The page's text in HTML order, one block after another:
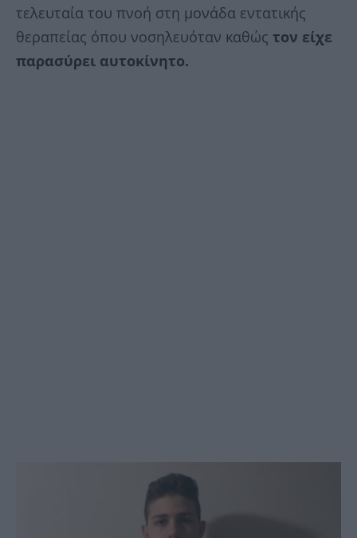
τελευταία του πνοή στη μονάδα εντατικής
θεραπείας όπου νοσηλευόταν καθώς τον είχε
παρασύρει αυτοκίνητο.